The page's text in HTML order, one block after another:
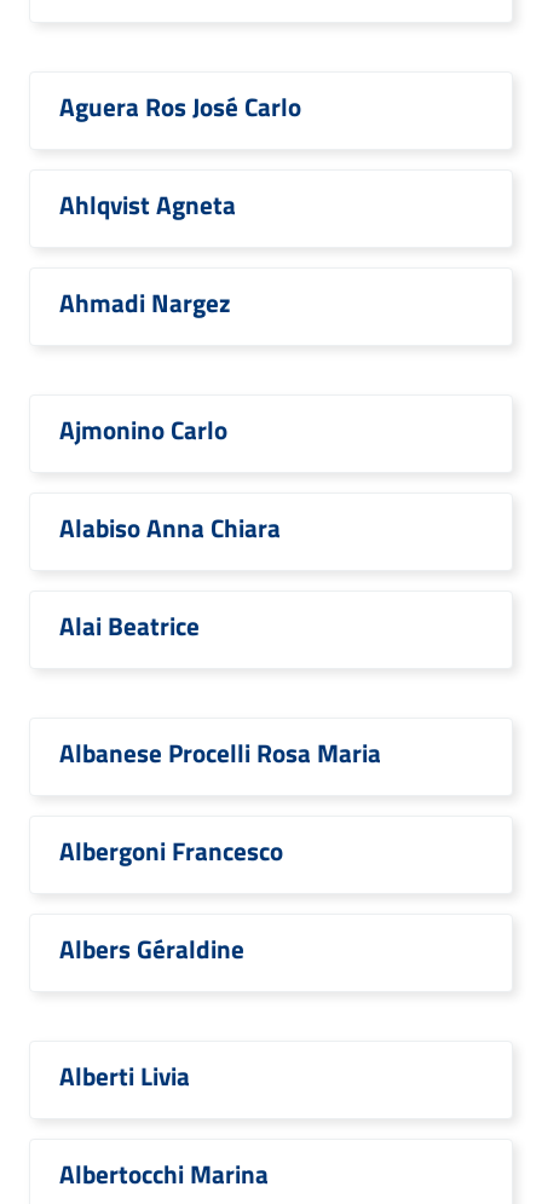
Aguera Ros José Carlo
Ahlqvist Agneta
Ahmadi Nargez
Ajmonino Carlo
Alabiso Anna Chiara
Alai Beatrice
Albanese Procelli Rosa Maria
Albergoni Francesco
Albers Géraldine
Alberti Livia
Albertocchi Marina